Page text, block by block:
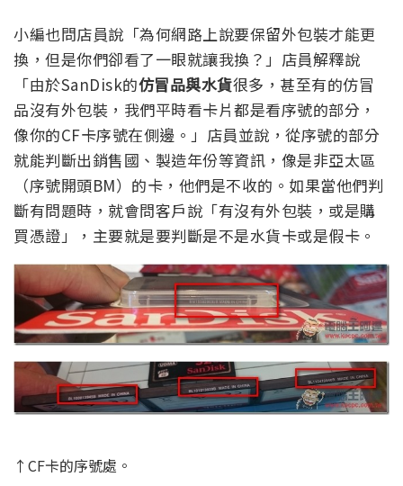
小編也問店員說「為何網路上說要保留外包裝才能更
換，但是你們卻看了一眼就讓我換？」店員解釋說
「由於SanDisk的仿冒品與水貨很多，甚至有的仿冒
品沒有外包裝，我們平時看卡片都是看序號的部分，
像你的CF卡序號在側邊。」店員並說，從序號的部分
就能判斷出銷售國、製造年份等資訊，像是非亞太區
（序號開頭BM）的卡，他們是不收的。如果當他們判
斷有問題時，就會問客戶說「有沒有外包裝，或是購
買憑證」，主要就是要判斷是不是水貨卡或是假卡。
↑CF卡的序號處。